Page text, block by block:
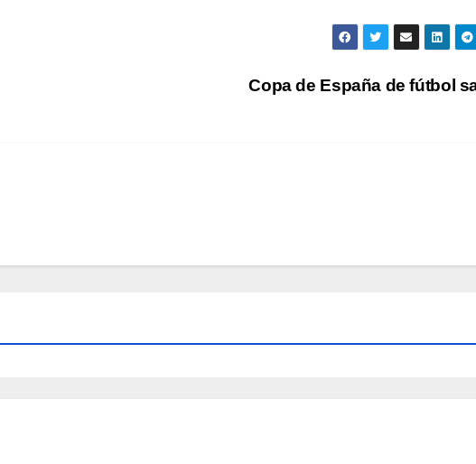
Copa de España de fútbol